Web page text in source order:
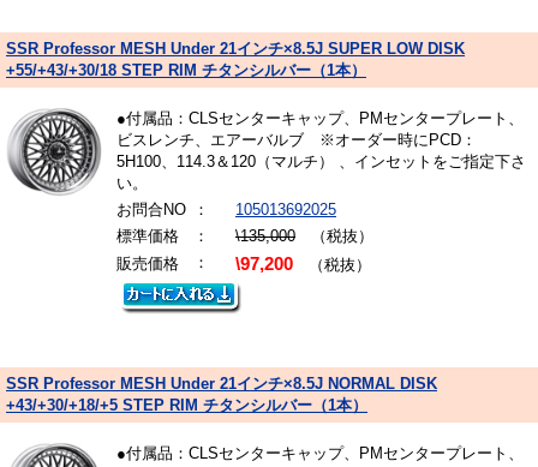
SSR Professor MESH Under 21インチ×8.5J SUPER LOW DISK
+55/+43/+30/18 STEP RIM チタンシルバー（1本）
●付属品：CLSセンターキャップ、PMセンタープレート、
ビスレンチ、エアーバルブ ※オーダー時にPCD：
5H100、114.3＆120（マルチ） 、インセットをご指定下さ
い。
お問合NO
：
105013692025
標準価格
： \135,000 （税抜）
販売価格
： \97,200 （税抜）
SSR Professor MESH Under 21インチ×8.5J NORMAL DISK
+43/+30/+18/+5 STEP RIM チタンシルバー（1本）
●付属品：CLSセンターキャップ、PMセンタープレート、